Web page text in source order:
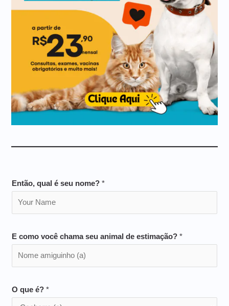
Então, qual é seu nome?*
E como você chama seu animal de estimação?*
O que é?*